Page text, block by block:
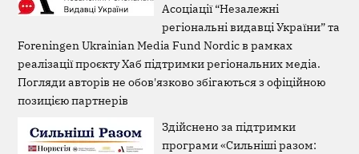
Асоціації “Незалежні
регіональні видавці України” та
Foreningen Ukrainian Media Fund Nordic в рамках
реалізації проєкту Хаб підтримки регіональних медіа.
Погляди авторів не обов'язково збігаються з офіційною
позицією партнерів
Здійснено за підтримки
програми «Сильніші разом: